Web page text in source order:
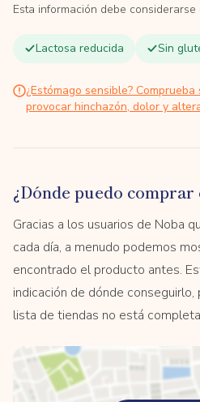
Esta información debe considerarse
Lactosa reducida Sin
¿Estómago sensible?
provocar hinchazón, dolor y
¿Dónde puedo
Gracias a los usuarios de Noba
cada día, a menudo podemos
encontrado el producto antes.
indicación de dónde conseguirlo,
lista de tiendas no está